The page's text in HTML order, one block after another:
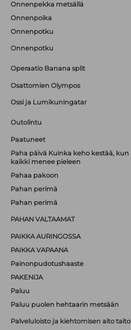
Onnenpekka metsällä
Onnenpoika
Onnenpotku
Onnenpotku
Operaatio Banana split
Osattomien Olympos
Ossi ja Lumikuningatar
Outolintu
Paatuneet
Paha päivä Kuinka keho kestää, kun
kaikki menee pieleen
Pahaa pakoon
Pahan perimä
Pahan perimä
PAHAN VALTAAMAT
PAIKKA AURINGOSSA
PAIKKA VAPAANA
Painonpudotushaaste
PAKENIJA
Paluu
Paluu puolen hehtaarin metsään
Palveluloisto ja kiehtomisen aito taito